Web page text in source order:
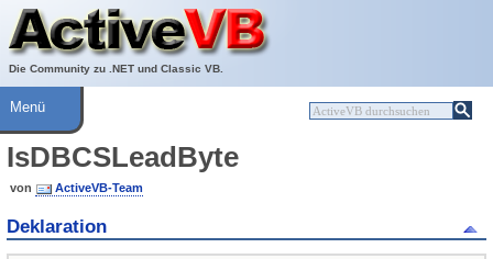
Die Community zu .NET und Classic VB.
Über ActiveVB
Hilfe
Menü
IsDBCSLeadByte
von ActiveVB-Team
Deklaration